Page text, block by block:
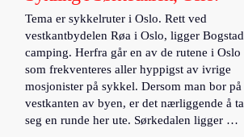
Tema er sykkelruter i Oslo. Rett ved
vestkantbydelen Røa i Oslo, ligger Bogstad
camping. Herfra går en av de rutene i Oslo
som frekventeres aller hyppigst av ivrige
mosjonister på sykkel. Dersom man bor på
vestkanten av byen, er det nærliggende å ta
seg en runde her ute. Sørkedalen ligger …